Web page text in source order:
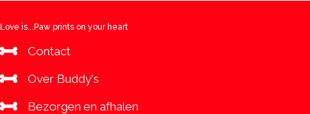
Love is...Paw prints on your heart
Contact
Over Buddy's
Bezorgen en afhalen